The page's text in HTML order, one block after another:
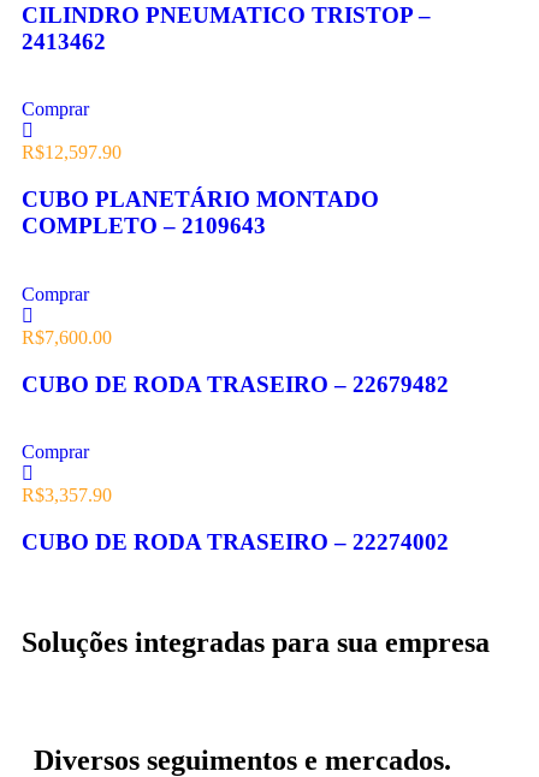
CILINDRO PNEUMATICO TRISTOP –
2413462
Comprar
R$12,597.90
CUBO PLANETÁRIO MONTADO
COMPLETO – 2109643
Comprar
R$7,600.00
CUBO DE RODA TRASEIRO – 22679482
Comprar
R$3,357.90
CUBO DE RODA TRASEIRO – 22274002
Soluções integradas para sua empresa
Diversos seguimentos e mercados.